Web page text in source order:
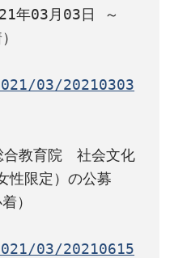
年03月03日 ～
03/20210303
教育院　社会文化
性限定）の公募
03/20210615